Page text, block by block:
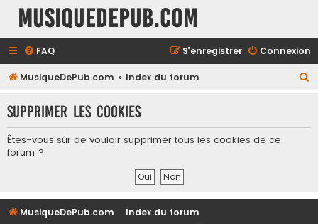
MusiqueDePub.com
FAQ Connexion
S’enregistrer
MusiqueDePub.com Index du forum
h
Supprimer les cookies
Êtes-vous sûr de vouloir supprimer tous les cookies de ce
forum ?
MusiqueDePub.com
Index du forum